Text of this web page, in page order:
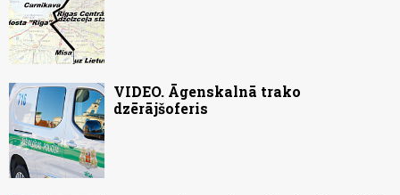
VIDEO. Āgenskalnā trako
dzērājšoferis